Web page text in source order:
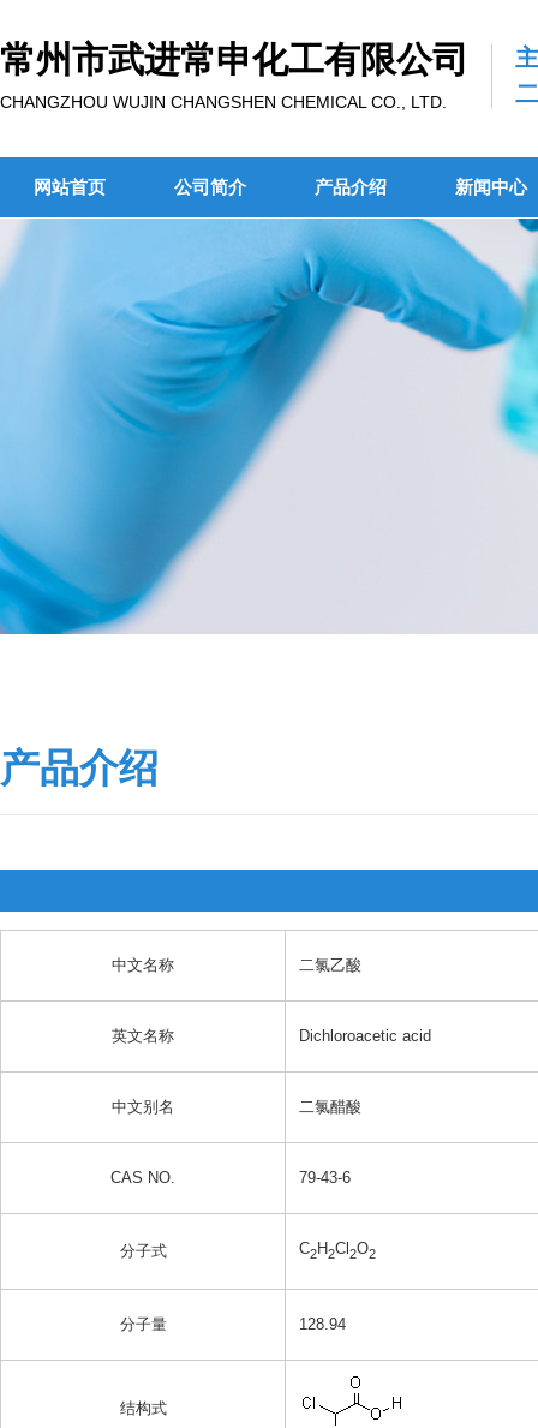
常州市武进常申化工有限公司
CHANGZHOU WUJIN CHANGSHEN CHEMICAL CO., LTD.
网站首页 公司简介 产品介绍 新闻中心
产品介绍
中文名称 二氯乙酸
英文名称 Dichloroacetic acid
中文别名 二氯醋酸
CAS NO. 79-43-6
分子式 C2H2Cl 2O2
分子量 128.94
结构式